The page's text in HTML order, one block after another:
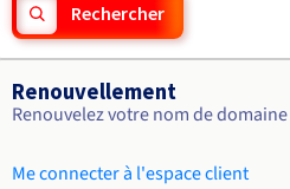
Rechercher
Renouvellement
Renouvelez votre nom de
Me connecter à l'espace client